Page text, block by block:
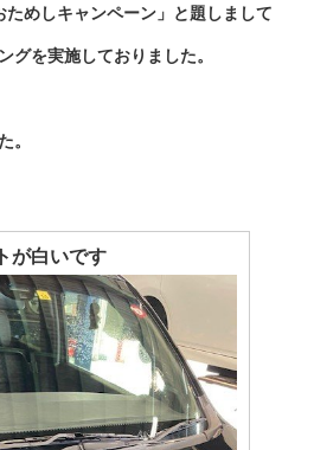
めしキャンペーン」と題しまして
グを実施しておりました。
。
が白いです